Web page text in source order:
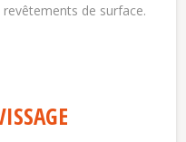
de surface.